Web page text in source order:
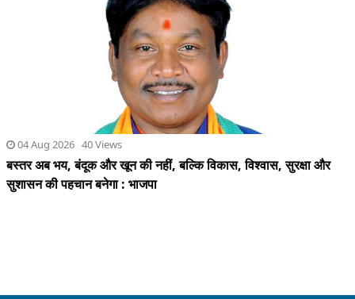
04 Aug 2026 40 Views
बस्तर अब भय, बंदूक और खून की नहीं, बल्कि विकास, विश्वास, सुरक्षा और
सुशासन की पहचान बनेगा : भाजपा